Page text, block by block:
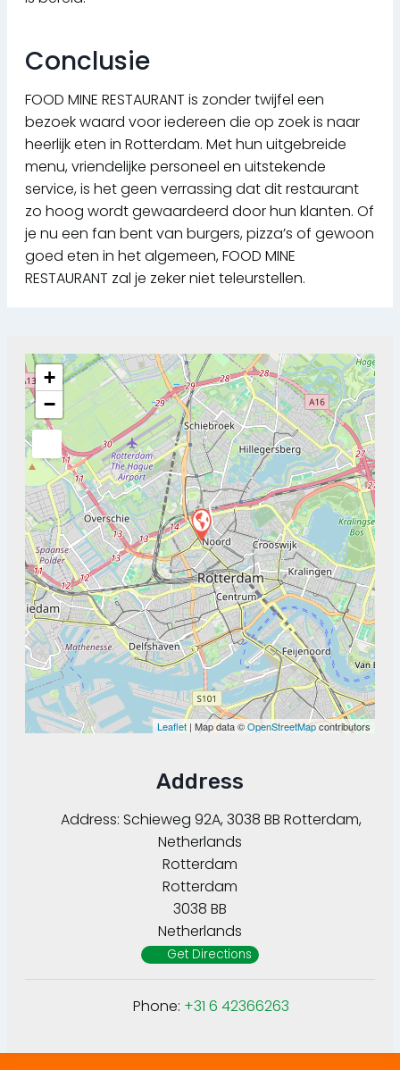
Conclusie
FOOD MINE RESTAURANT is zonder twijfel een
bezoek waard voor iedereen die op zoek is naar
heerlijk eten in Rotterdam. Met hun uitgebreide
menu, vriendelijke personeel en uitstekende
service, is het geen verrassing dat dit restaurant
zo hoog wordt gewaardeerd door hun klanten. Of
je nu een fan bent van burgers, pizza’s of gewoon
goed eten in het algemeen, FOOD MINE
RESTAURANT zal je zeker niet teleurstellen.
+
−
Leaflet | Map data ©OpenStreetMapcontributors
Address
Address: Schieweg 92A, 3038 BB Rotterdam,
Netherlands
Rotterdam
Rotterdam
3038 BB
Netherlands
Get Directions
Phone: +31 6 42366263